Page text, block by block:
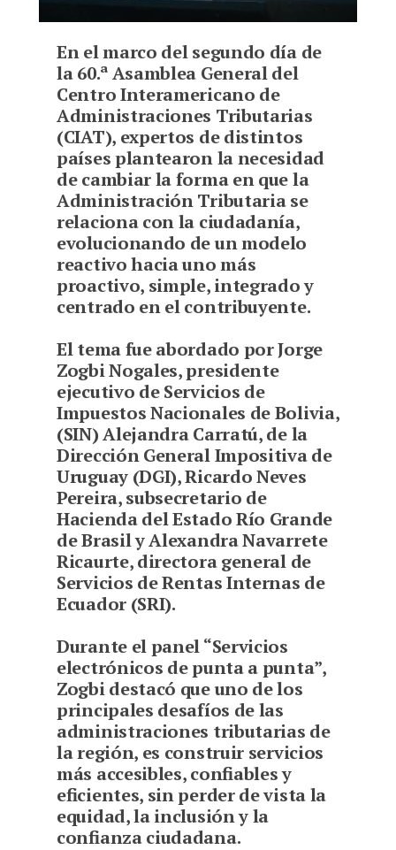
En el marco del segundo día de
la 60.ª Asamblea General del
Centro Interamericano de
Administraciones Tributarias
(CIAT), expertos de distintos
países plantearon la necesidad
de cambiar la forma en que la
Administración Tributaria se
relaciona con la ciudadanía,
evolucionando de un modelo
reactivo hacia uno más
proactivo, simple, integrado y
centrado en el contribuyente.
El tema fue abordado por Jorge
Zogbi Nogales, presidente
ejecutivo de Servicios de
Impuestos Nacionales de Bolivia,
(SIN) Alejandra Carratú, de la
Dirección General Impositiva de
Uruguay (DGI), Ricardo Neves
Pereira, subsecretario de
Hacienda del Estado Río Grande
de Brasil y Alexandra Navarrete
Ricaurte, directora general de
Servicios de Rentas Internas de
Ecuador (SRI).
Durante el panel “Servicios
electrónicos de punta a punta”,
Zogbi destacó que uno de los
principales desafíos de las
administraciones tributarias de
la región, es construir servicios
más accesibles, confiables y
eficientes, sin perder de vista la
equidad, la inclusión y la
confianza ciudadana.